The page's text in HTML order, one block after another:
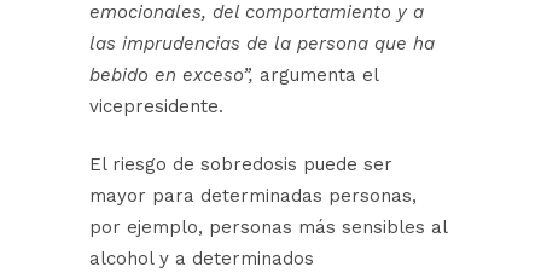
emocionales, del comportamiento y a
las imprudencias de la persona que ha
bebido en exceso”, argumenta el
vicepresidente.
El riesgo de sobredosis puede ser
mayor para determinadas personas,
por ejemplo, personas más sensibles al
alcohol y a determinados